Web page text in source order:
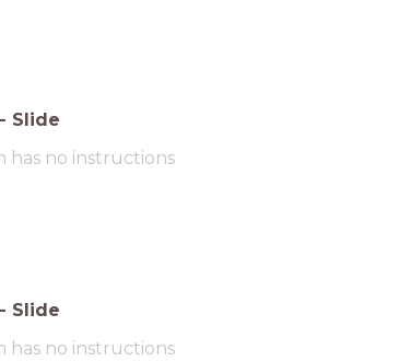
- Slide
has no instructions
- Slide
has no instructions